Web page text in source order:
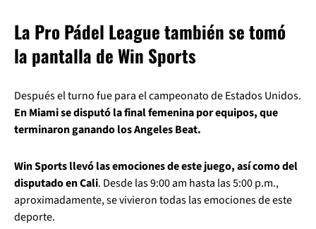
La Pro Pádel League también se tomó
la pantalla de Win Sports
Después el turno fue para el campeonato de Estados Unidos.
En Miami se disputó la final femenina por equipos, que
terminaron ganando los Angeles Beat.
Win Sports llevó las emociones de este juego, así como del
disputado en Cali. Desde las 9:00 am hasta las 5:00 p.m.,
aproximadamente, se vivieron todas las emociones de este
deporte.